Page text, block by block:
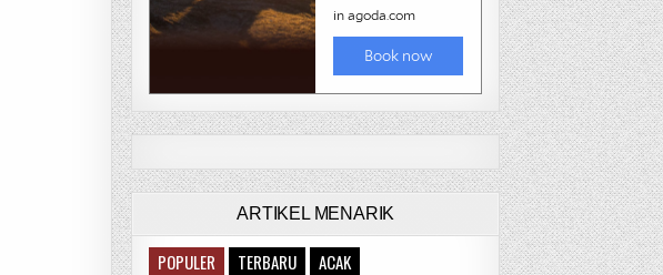
ARTIKEL MENARIK
POPULER TERBARU ACAK